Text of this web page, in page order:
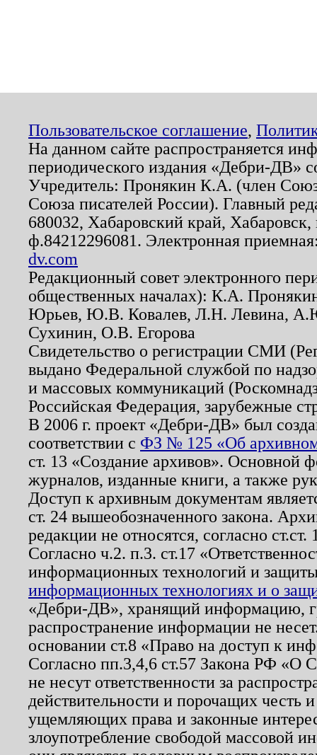
Пользовательское соглашение,
На данном сайте распространяется
периодического издания «Дебри-ДВ»
Учредитель: Пронякин К.А. (член
Союза писателей России). Главный
680032, Хабаровский край,
ф.84212296081. Электронная
dv.com
Редакционный совет электронного
общественных началах): К.А.
Юрьев, Ю.В. Ковалев, Л.Н. Левина,
Сухинин, О.В. Егорова
Свидетельство о регистрации СМИ
выдано Федеральной службой по
и массовых коммуникаций
Российская Федерация, зарубежные
В 2006 г. проект «Дебри-ДВ» был
соответствии с ФЗ № 125 «Об
ст. 13 «Создание архивов». Основной
журналов, изданные книги, а также
Доступ к архивным документам
ст. 24 вышеобозначенного закона.
редакции не относятся, согласно
Согласно ч.2. п.3. ст.17
информационных технологий и
информационных технологиях и о
«Дебри-ДВ», хранящий информацию,
распространение информации не
основании ст.8 «Право на доступ к
Согласно пп.3,4,6 ст.57 Закона РФ «О
не несут ответственности за
действительности и порочащих честь
ущемляющих права и законные
злоупотребление свободой массовой